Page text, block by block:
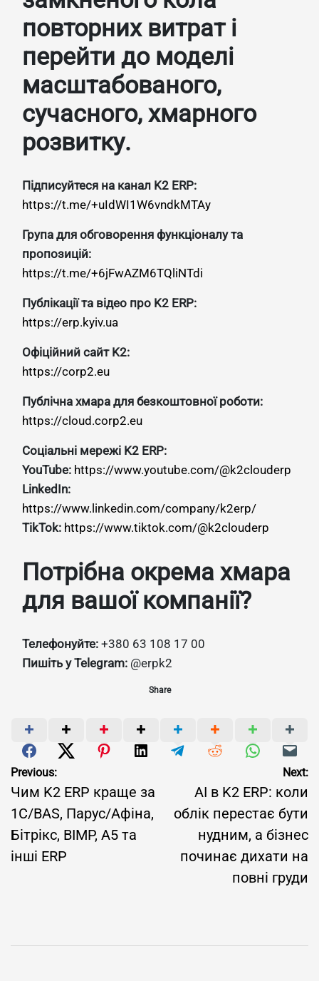
Share
повторних витрат і
перейти до моделі
масштабованого,
сучасного, хмарного
розвитку.
Підписуйтеся на канал K2 ERP:
https://t.me/+uIdWI1W6vndkMTAy
Група для обговорення функціоналу та
пропозицій:
https://t.me/+6jFwAZM6TQliNTdi
Публікації та відео про K2 ERP:
https://erp.kyiv.ua
Офіційний сайт K2:
https://corp2.eu
Публічна хмара для безкоштовної роботи:
https://cloud.corp2.eu
Соціальні мережі K2 ERP:
YouTube: https://www.youtube.com/@k2clouderp
LinkedIn:
https://www.linkedin.com/company/k2erp/
TikTok: https://www.tiktok.com/@k2clouderp
Потрібна окрема хмара
для вашої компанії?
Телефонуйте: +380 63 108 17 00
Пишіть у Telegram: @erpk2
Навігація
записів
Previous:
Чим K2 ERP краще за
1С/BAS, Парус/Афіна,
Бітрікс, BIMP, A5 та
інші ERP
Next:
AI в K2 ERP: коли
облік перестає бути
нудним, а бізнес
починає дихати на
повні груди